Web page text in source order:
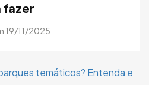
fazer
19/11/2025